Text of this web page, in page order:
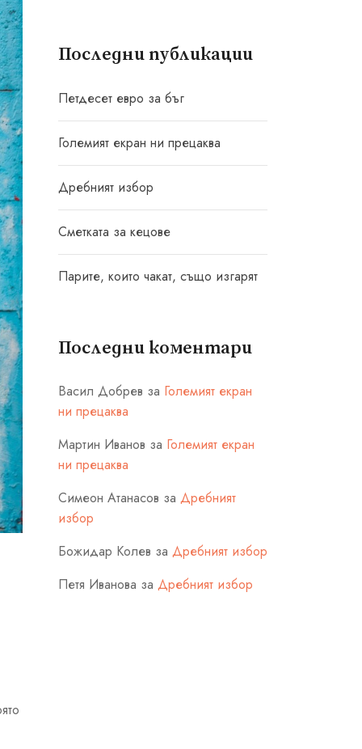
Последни публикации
Петдесет евро за бъг
Големият екран ни прецаква
Дребният избор
Сметката за кецове
Парите, които чакат, също изгарят
Последни коментари
Васил Добрев за Големият екран
ни прецаква
Мартин Иванов за Големият екран
ни прецаква
Симеон Атанасов за Дребният
избор
Божидар Колев за Дребният избор
Петя Иванова за Дребният избор